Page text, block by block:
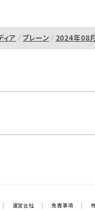
ィア ブレーン 2024年08
| 運営会社 | 免責事項 |